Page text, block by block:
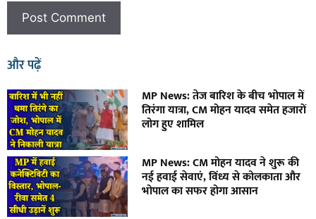
और पढ़ें
MP News: तेज बारिश के बीच भोपाल में
तिरंगा यात्रा, CM मोहन यादव समेत हजारों
लोग हुए शामिल
MP News: CM मोहन यादव ने शुरू की
नई हवाई सेवाएं, विंध्य से कोलकाता और
भोपाल का सफर होगा आसान